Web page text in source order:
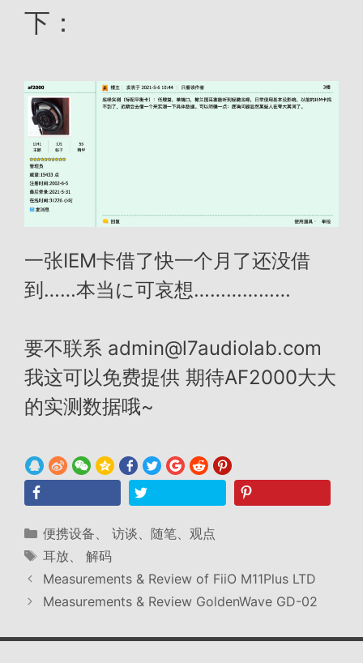
下：
一张IEM卡借了快一个月了还没借
到……本当に可哀想………………
要不联系 admin@l7audiolab.com
我这可以免费提供 期待AF2000大大
的实测数据哦~
分
类
便携设备、 访谈、随笔、观点
标
签
耳放、 解码
Measurements & Review of FiiO M11Plus LTD
Measurements & Review GoldenWave GD-02